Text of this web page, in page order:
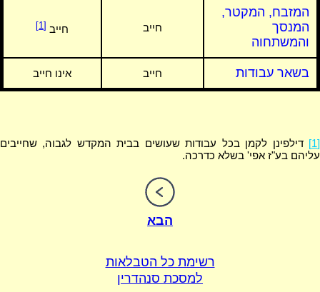
המזבח, המקטר,
המנסך
והמשתחוה
חייב חייב [1]
בשאר עבודות חייב אינו חייב
[1]
דילפינן לקמן בכל עבודות שעושים בבית המקדש לגבוה, שחייבים
עליהם בע"ז אפי' בשלא כדרכה.
הבא
רשימת כל הטבלאות
למסכת סנהדרין